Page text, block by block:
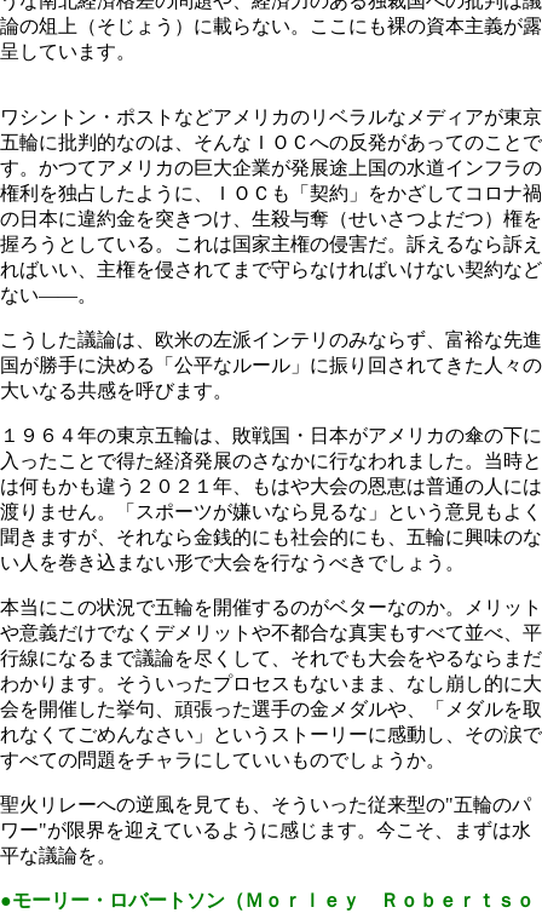
論の俎上（そじょう）に載らない。ここにも裸の資本主義が露
呈しています。
ワシントン・ポストなどアメリカのリベラルなメディアが東京
五輪に批判的なのは、そんなＩＯＣへの反発があってのことで
す。かつてアメリカの巨大企業が発展途上国の水道インフラの
権利を独占したように、ＩＯＣも「契約」をかざしてコロナ禍
の日本に違約金を突きつけ、生殺与奪（せいさつよだつ）権を
握ろうとしている。これは国家主権の侵害だ。訴えるなら訴え
ればいい、主権を侵されてまで守らなければいけない契約など
ない――。
こうした議論は、欧米の左派インテリのみならず、富裕な先進
国が勝手に決める「公平なルール」に振り回されてきた人々の
大いなる共感を呼びます。
１９６４年の東京五輪は、敗戦国・日本がアメリカの傘の下に
入ったことで得た経済発展のさなかに行なわれました。当時と
は何もかも違う２０２１年、もはや大会の恩恵は普通の人には
渡りません。「スポーツが嫌いなら見るな」という意見もよく
聞きますが、それなら金銭的にも社会的にも、五輪に興味のな
い人を巻き込まない形で大会を行なうべきでしょう。
本当にこの状況で五輪を開催するのがベターなのか。メリット
や意義だけでなくデメリットや不都合な真実もすべて並べ、平
行線になるまで議論を尽くして、それでも大会をやるならまだ
わかります。そういったプロセスもないまま、なし崩し的に大
会を開催した挙句、頑張った選手の金メダルや、「メダルを取
れなくてごめんなさい」というストーリーに感動し、その涙で
すべての問題をチャラにしていいものでしょうか。
聖火リレーへの逆風を見ても、そういった従来型の"五輪のパ
ワー"が限界を迎えているように感じます。今こそ、まずは水
平な議論を。
●モーリー・ロバートソン（Ｍｏｒｌｅｙ Ｒｏｂｅｒｔｓｏ